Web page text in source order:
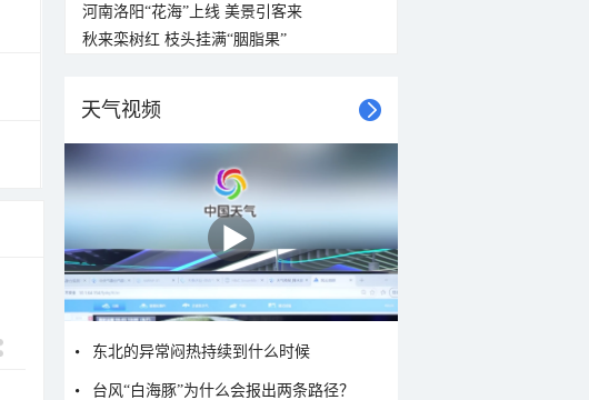
河南洛阳“花海”上线 美景引客来
秋来栾树红 枝头挂满“胭脂果”
天气视频
东北的异常闷热持续到什么时候
台风“白海豚”为什么会报出两条路径？